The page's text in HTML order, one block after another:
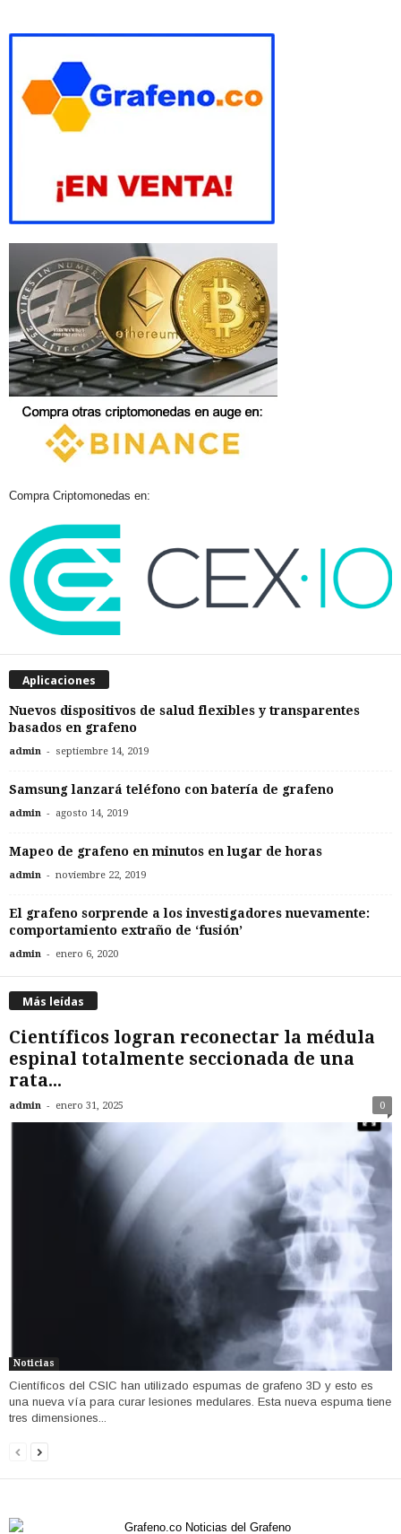
Compra Criptomonedas en:
Aplicaciones
Nuevos dispositivos de salud flexibles y transparentes
basados en grafeno
admin - septiembre 14, 2019
Samsung lanzará teléfono con batería de grafeno
admin - agosto 14, 2019
Mapeo de grafeno en minutos en lugar de horas
admin - noviembre 22, 2019
El grafeno sorprende a los investigadores nuevamente:
comportamiento extraño de ‘fusión’
admin - enero 6, 2020
Más leídas
Científicos logran reconectar la médula
espinal totalmente seccionada de una
rata...
admin - enero 31, 2025 0
Noticias
Científicos del CSIC han utilizado espumas de grafeno 3D y esto es
una nueva vía para curar lesiones medulares. Esta nueva espuma tiene
tres dimensiones...